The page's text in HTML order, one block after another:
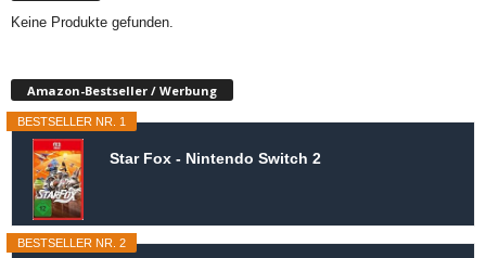
Keine Produkte gefunden.
Amazon-Bestseller / Werbung
BESTSELLER NR. 1
Star Fox - Nintendo Switch 2
BESTSELLER NR. 2